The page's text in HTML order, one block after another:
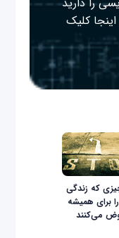
اینجا کلیک
چیزی که زندگی
برای همیشه
می‌کنند